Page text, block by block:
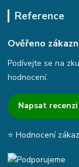
Reference
Ověřeno
Podívejte se na
hodnocení.
Napsat
⭐ Hodnocení